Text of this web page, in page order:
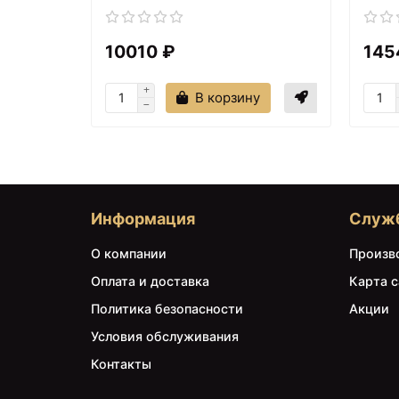
10010 ₽
В корзину
Информация
О компании
Оплата и доставка
Политика безопасности
Условия обслуживания
Контакты
Карта
Акции